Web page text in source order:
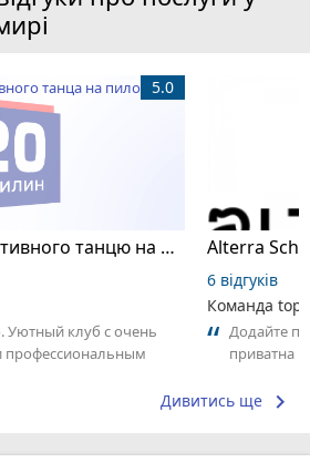
Victoria, школа спортивного танцю на пілоні
5.0
Уютный клуб с очень
6 відгуків
Команда
Додайте
приватна
Дивитись ще keyboard_arrow_right